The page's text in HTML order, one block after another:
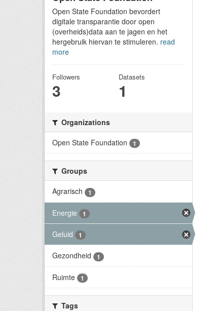
Open State Foundation bevordert
digitale transparantie door open
(overheids)data aan te jagen en het
hergebruik hiervan te stimuleren. read
more
Followers
3
Datasets
1
Organizations
Open State Foundation
1
Groups
Agrarisch
1
Energie 1
Geluid 1
Gezondheid 1
Ruimte 1
Tags